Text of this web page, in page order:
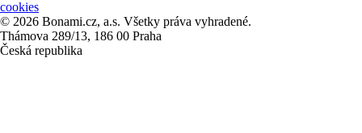
cookies
© 2026 Bonami.cz, a.s. Všetky práva vyhradené.
Thámova 289/13, 186 00 Praha
Česká republika